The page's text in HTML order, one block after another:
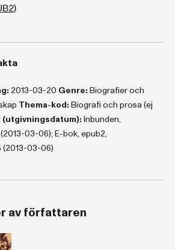
2013-03-20 Genre: Biografier och
Thema-kod: Biografi och prosa (ej
(utgivningsdatum): Inbunden,
(2013-03-06); E-bok, epub2,
(2013-03-06)
av författaren